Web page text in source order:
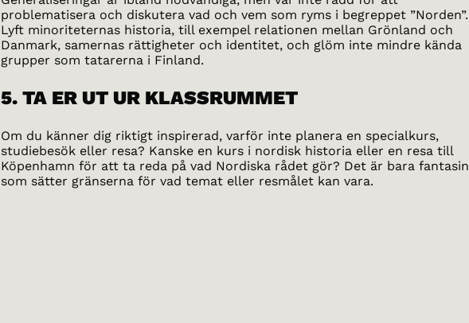
problematisera och diskutera vad och vem som ryms i begreppet ”Norden”.
Lyft minoriteternas historia, till exempel relationen mellan Grönland och
Danmark, samernas rättigheter och identitet, och glöm inte mindre kända
grupper som tatarerna i Finland.
5. TA ER UT UR KLASSRUMMET
Om du känner dig riktigt inspirerad, varför inte planera en specialkurs,
studiebesök eller resa? Kanske en kurs i nordisk historia eller en resa till
Köpenhamn för att ta reda på vad Nordiska rådet gör? Det är bara fantasin
som sätter gränserna för vad temat eller resmålet kan vara.